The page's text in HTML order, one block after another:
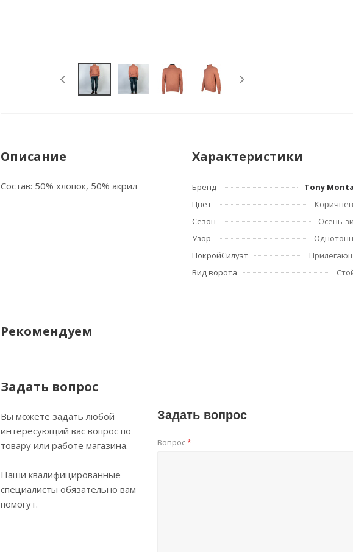
Описание
Состав: 50% хлопок, 50% акрил
Характеристики
Бренд
Tony
Цвет
Сезон
Осень-
Узор
ПокройСилуэт
Вид ворота
Рекомендуем
Задать вопрос
Вы можете задать любой
интересующий вас вопрос по
товару или работе магазина.
Наши квалифицированные
специалисты обязательно вам
помогут.
Задать вопрос
Вопрос*